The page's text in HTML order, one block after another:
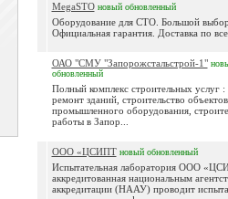
MegaSTO новый обновленный
Оборудование для СТО. Большой
Официальная гарантия. Доставка по
ОАО "СМУ "Запорожстальстрой-1"
обновленный
Полный комплекс строительных услуг :
ремонт зданий, строительство
промышленного оборудования,
работы в Запор...
ООО «ЦСИПТ новый обновленный
Испытательная лаборатория ООО
аккредитованная национальным
аккредитации (НААУ) проводит